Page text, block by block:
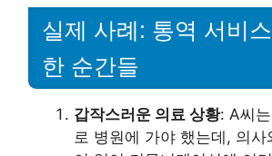
실제 사례: 통역 서비
한 순간들
갑작스러운 의료 상황: A씨
로 병원에 가야 했는데, 의사